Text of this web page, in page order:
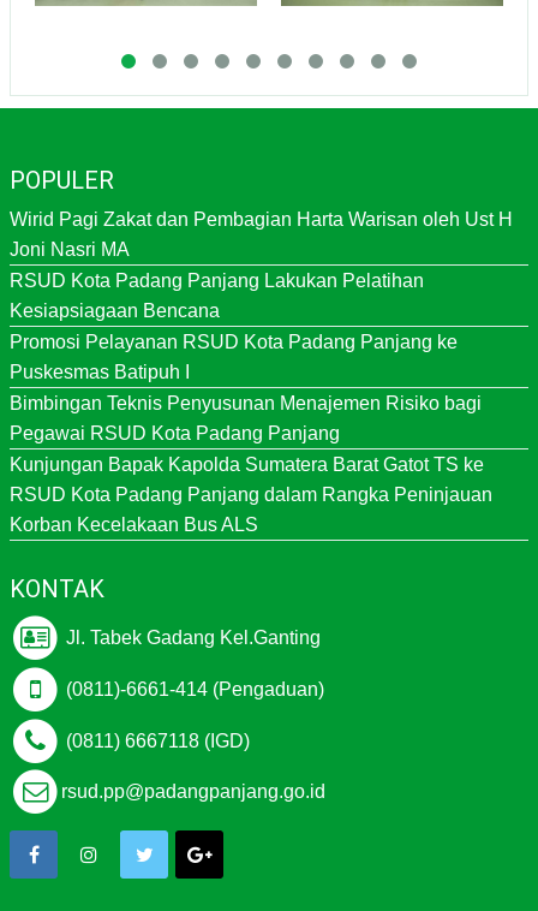
POPULER
Wirid Pagi Zakat dan Pembagian Harta Warisan oleh Ust H
Joni Nasri MA
RSUD Kota Padang Panjang Lakukan Pelatihan
Kesiapsiagaan Bencana
Promosi Pelayanan RSUD Kota Padang Panjang ke
Puskesmas Batipuh I
Bimbingan Teknis Penyusunan Menajemen Risiko bagi
Pegawai RSUD Kota Padang Panjang
Kunjungan Bapak Kapolda Sumatera Barat Gatot TS ke
RSUD Kota Padang Panjang dalam Rangka Peninjauan
Korban Kecelakaan Bus ALS
KONTAK
Jl. Tabek Gadang Kel.Ganting
(0811)-6661-414 (Pengaduan)
(0811) 6667118 (IGD)
rsud.pp@padangpanjang.go.id